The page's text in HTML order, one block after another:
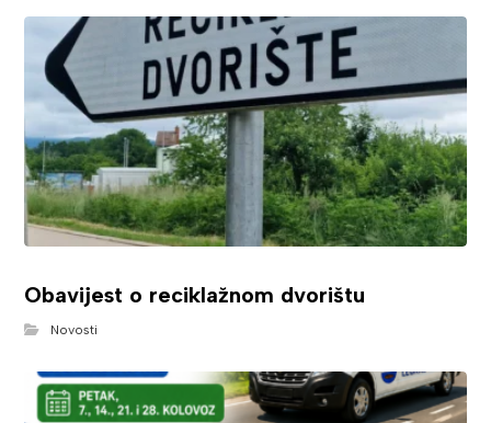
Obavijest o reciklažnom dvorištu
Novosti